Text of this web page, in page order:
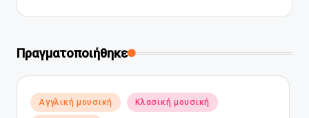
Πραγματοποιήθηκε
Αναρτήθηκε
σε
Αγγλική μουσική Κλασική μουσική